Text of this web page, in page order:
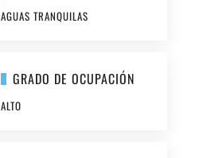
AGUAS TRANQUILAS
GRADO DE OCUPACIÓN
ALTO